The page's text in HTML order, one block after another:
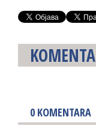
0 KOMENTARA